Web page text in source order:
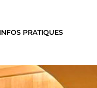
INFOS PRATIQUES